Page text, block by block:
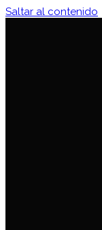
Saltar al contenido